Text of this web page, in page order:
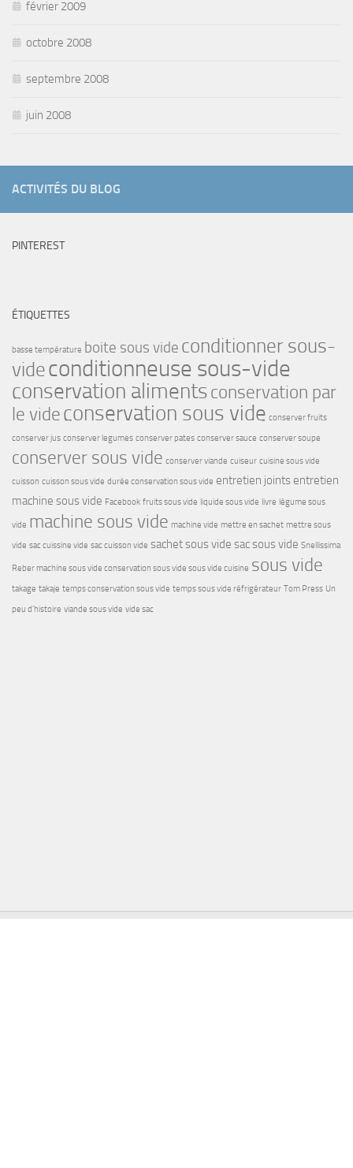
février 2009
octobre 2008
septembre 2008
juin 2008
ACTIVITÉS DU BLOG
PINTEREST
ÉTIQUETTES
basse température boite sous vide conditionner sous-
videconditionneuse sous-vide
conservation alimentsconservation par
le videconservation sous vide conserver fruits
conserver jus conserver legumes conserver pates conserver sauce conserver soupe
conserver sous vide conserver viande cuiseur cuisine sous vide
cuisson cuisson sous vide durée conservation sous vide entretien joints entretien
machine sous vide Facebook fruits sous vide liquide sous vide livre légume sous
vide machine sous vide machine vide mettre en sachet mettre sous
vide sac cuissine vide sac cuisson vide sachet sous vide sac sous vide Snellissima
Reber machine sous vide conservation sous vide sous vide cuisine sous vide
takage takaje temps conservation sous vide temps sous vide réfrigérateur Tom Press Un
peu d'histoire viande sous vide vide sac